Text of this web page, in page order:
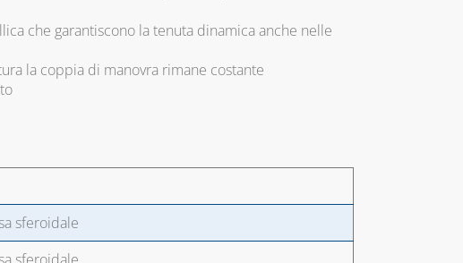
che garantiscono la tenuta dinamica anche nelle
la coppia di manovra rimane costante
sferoidale